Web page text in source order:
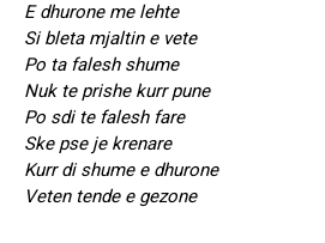
E dhurone me lehte
Si bleta mjaltin e vete
Po ta falesh shume
Nuk te prishe kurr pune
Po sdi te falesh fare
Ske pse je krenare
Kurr di shume e dhurone
Veten tende e gezone